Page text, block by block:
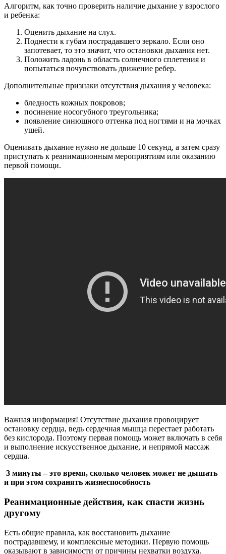
Алгоритм, как точно проверить наличие дыхание у взрослого
и ребенка:
Оценить дыхание на слух.
Поднести к губам пострадавшего зеркало. Если оно
запотевает, то это значит, что остановки дыхания нет.
Положить ладонь в область солнечного сплетения и
попытаться почувствовать движение ребер.
Дополнительные признаки отсутствия дыхания у человека:
бледность кожных покровов;
посинение носогубного треугольника;
появление синюшного оттенка под ногтями и на мочках
ушей.
Оценивать дыхание нужно не дольше 10 секунд, а затем сразу
приступать к реанимационным мероприятиям или оказанию
первой помощи.
Важная информация! Отсутствие дыхания провоцирует
остановку сердца, ведь сердечная мышца перестает работать
без кислорода. Поэтому первая помощь может включать в себя
и выполнение искусственное дыхание, и непрямой массаж
сердца.
3 минуты – это время, сколько человек может не дышать
и при этом сохранять жизнеспособность
Реанимационные действия, как спасти жизнь
другому
Есть общие правила, как восстановить дыхание
пострадавшему, и комплексные методики. Первую помощь
оказывают в зависимости от причины нехватки воздуха.